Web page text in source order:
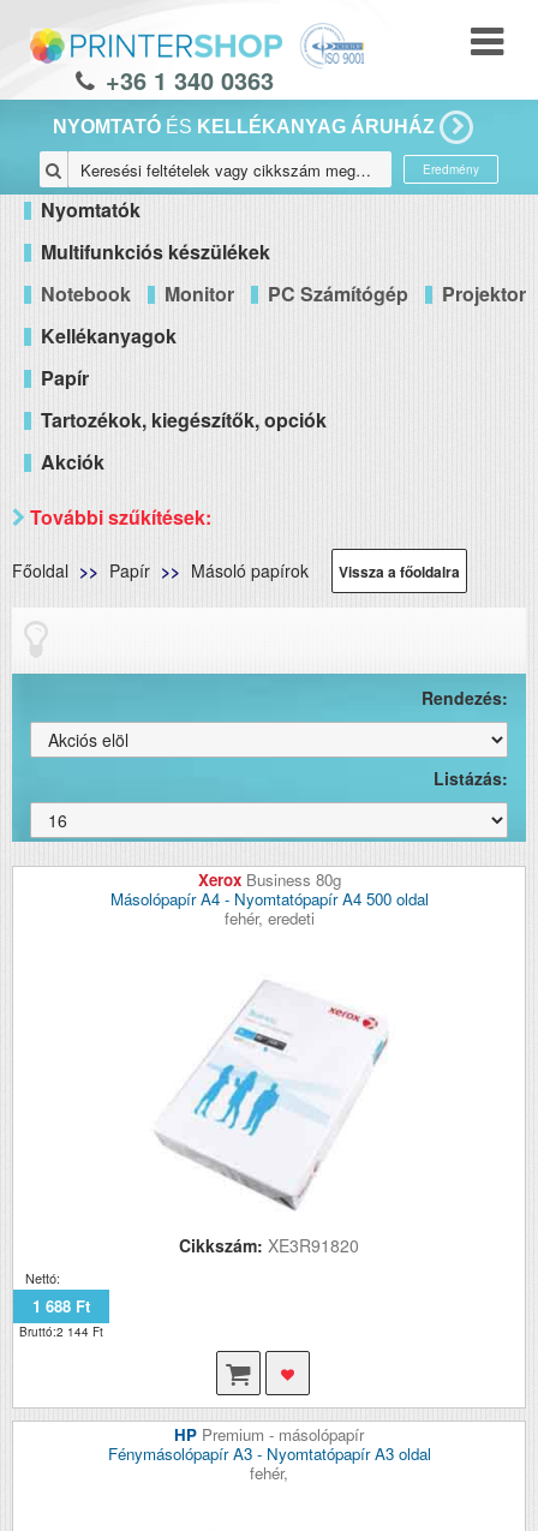
+36 1 340 0363
NYOMTATÓ ÉS KELLÉKANYAG ÁRUHÁZ
Eredmény
Nyomtatók
Multifunkciós készülékek
Notebook
Monitor PC Számítógép
Projektor
Kellékanyagok
Papír
Tartozékok, kiegészítők, opciók
Akciók
További szűkítések:
Főoldal Papír Másoló papírok Vissza a főoldalra
Rendezés:
Listázás:
Xerox Business 80g
Másolópapír A4 - Nyomtatópapír A4 500 oldal
fehér, eredeti
Cikkszám: XE3R91820
Nettó:
1 688 Ft
Bruttó:2 144 Ft
HP Premium - másolópapír
Fénymásolópapír A3 - Nyomtatópapír A3 oldal
fehér,